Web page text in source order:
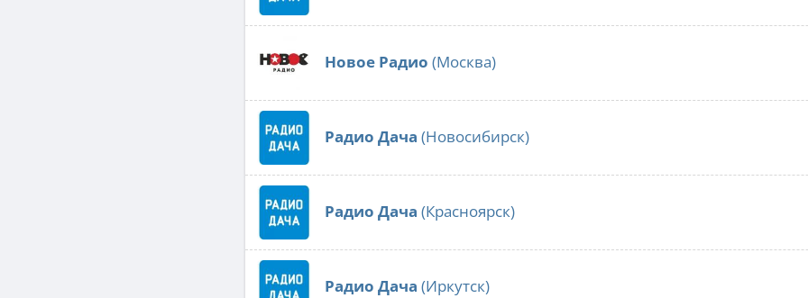
Новое Радио (Москва)
Радио Дача (Новосибирск)
Радио Дача (Красноярск)
Радио Дача (Иркутск)